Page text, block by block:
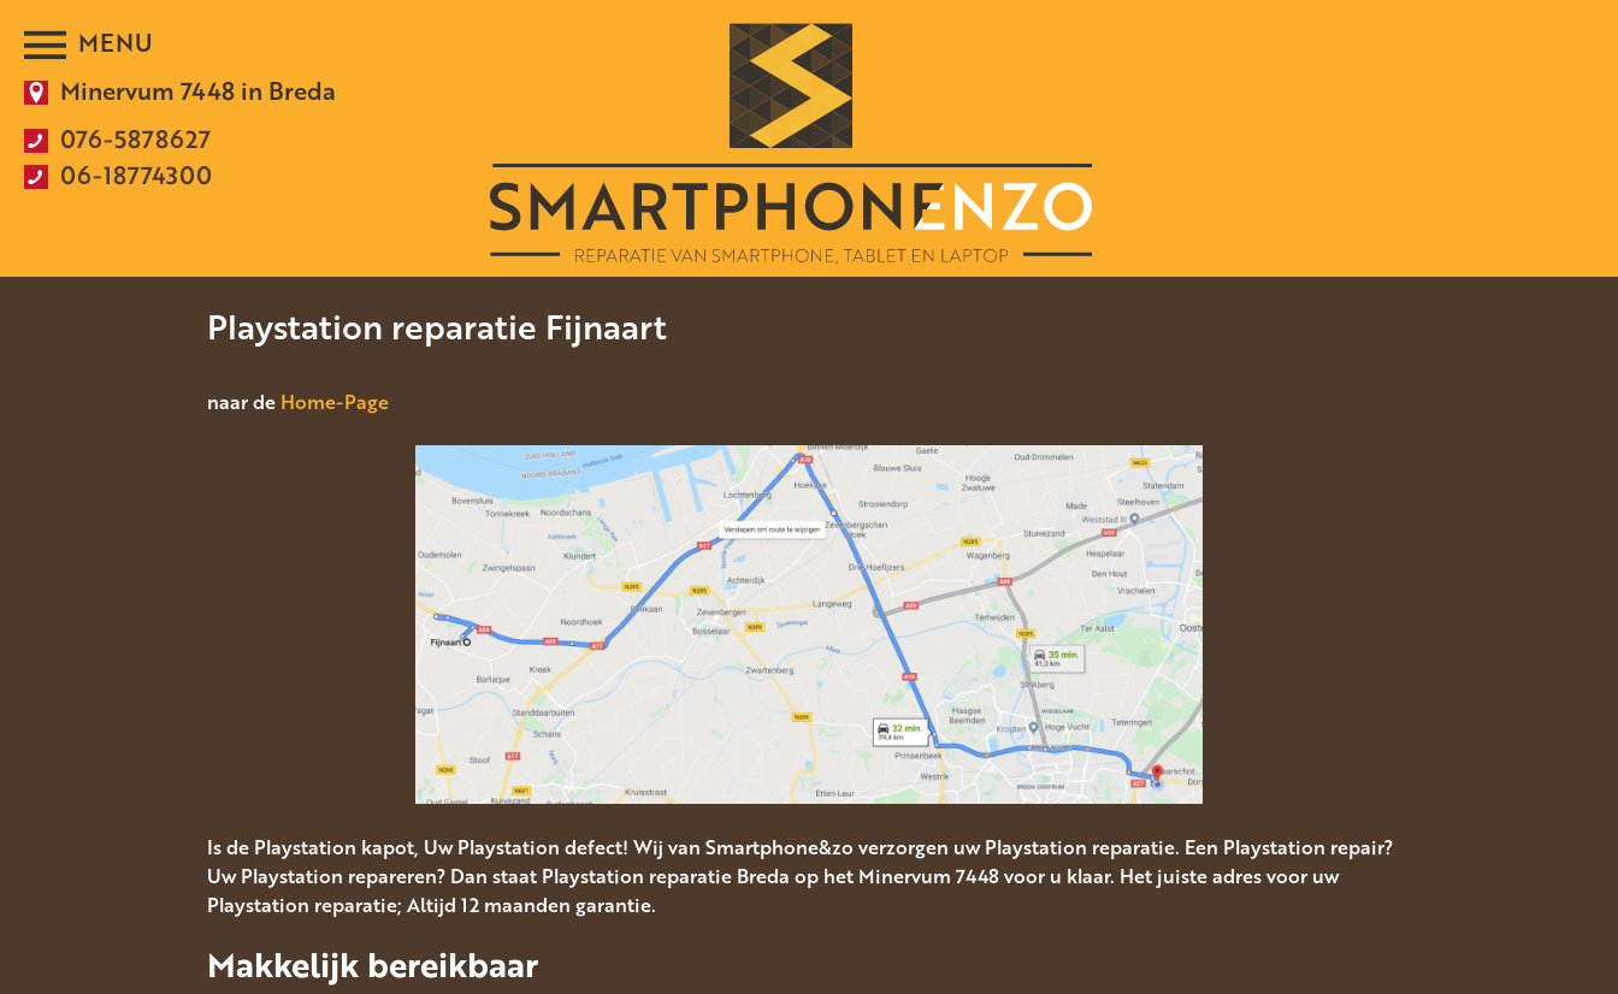
Minervum 7448 in Breda
076-5878627
06-18774300
Playstation reparatie Fijnaart
naar de Home-Page
Is de Playstation kapot, Uw Playstation defect! Wij van Smartphone&zo verzorgen uw Playstation reparatie. Een Playstation repair?
Uw Playstation repareren? Dan staat Playstation reparatie Breda op het Minervum 7448 voor u klaar. Het juiste adres voor uw
Playstation reparatie; Altijd 12 maanden garantie.
Makkelijk bereikbaar